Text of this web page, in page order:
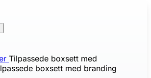
Tilpassede boxsett med
boxsett med branding